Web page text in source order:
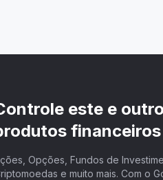
este e
Opções, Fundos de
e muito mais. Com o